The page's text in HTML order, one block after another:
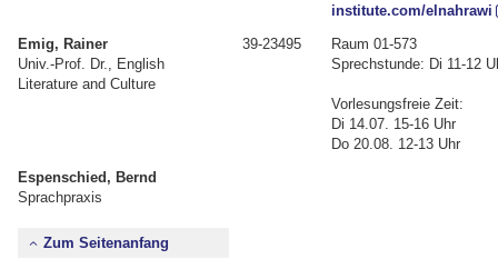
institute.com/elnahrawi
Emig, Rainer
Univ.-Prof. Dr., English
Literature and Culture
39-23495
Raum 01-573
Sprechstunde: Di 11-12
Vorlesungsfreie Zeit:
Di 14.07. 15-16 Uhr
Do 20.08. 12-13 Uhr
Espenschied, Bernd
Sprachpraxis
Zum Seitenanfang